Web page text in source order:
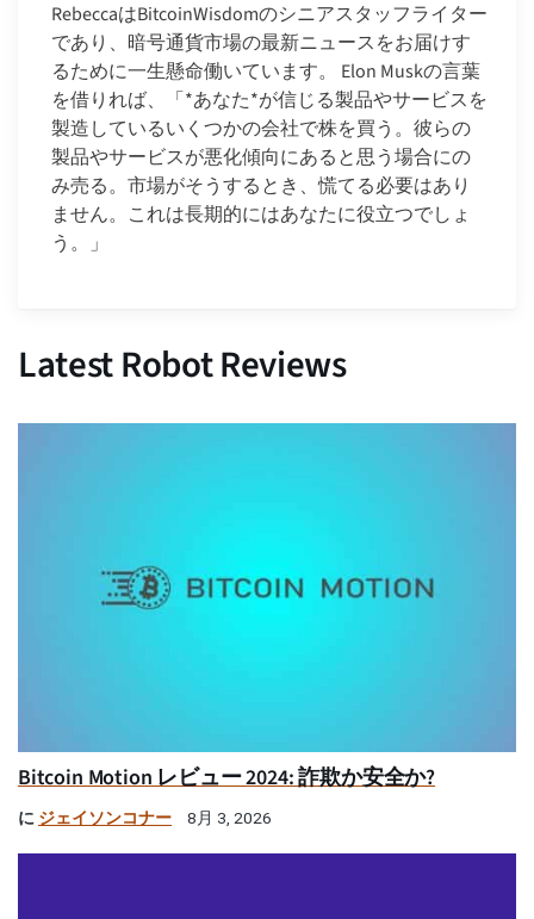
RebeccaはBitcoinWisdomのシニアスタッフライター
であり、暗号通貨市場の最新ニュースをお届けす
るために一生懸命働いています。 Elon Muskの言葉
を借りれば、「*あなた*が信じる製品やサービスを
製造しているいくつかの会社で株を買う。彼らの
製品やサービスが悪化傾向にあると思う場合にの
み売る。市場がそうするとき、慌てる必要はあり
ません。これは長期的にはあなたに役立つでしょ
う。」
Latest Robot Reviews
Bitcoin Motion レビュー 2024: 詐欺か安全か?
に ジェイソンコナー 8月 3, 2026